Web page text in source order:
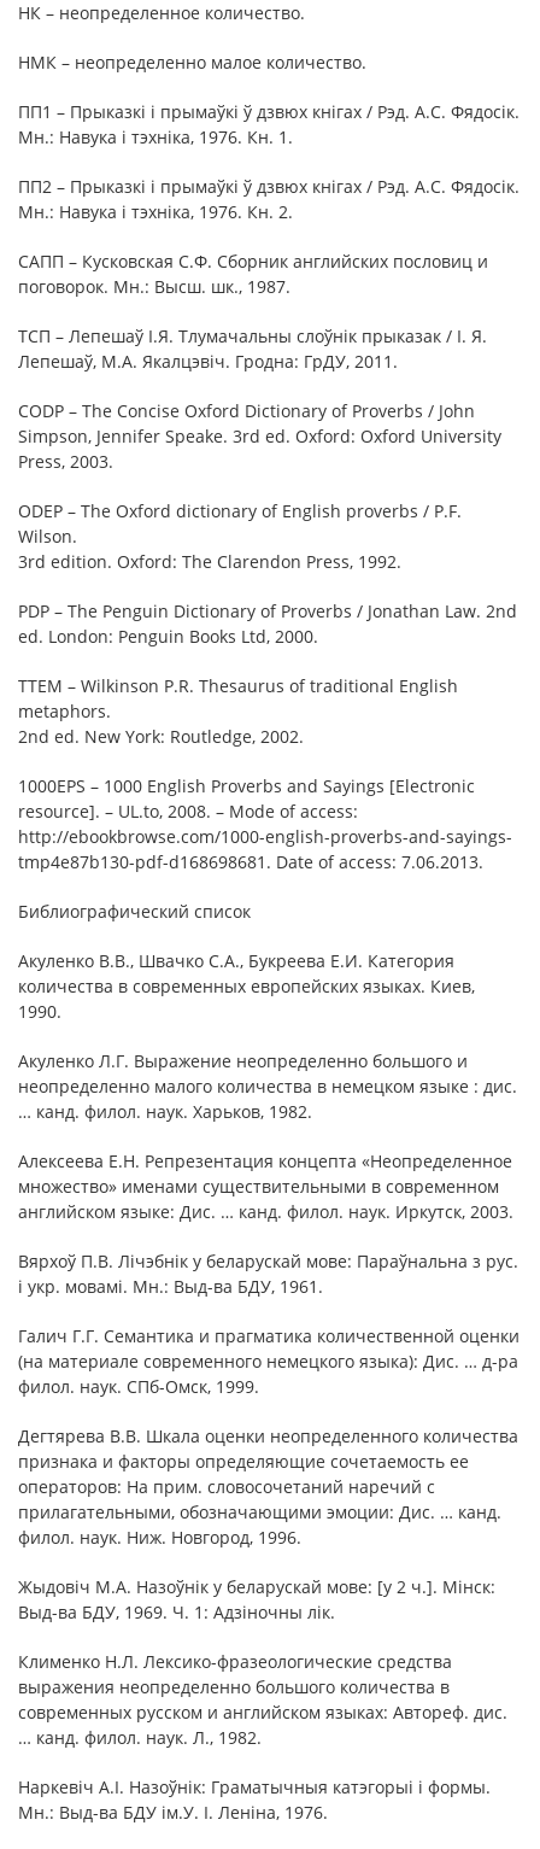
НК – неопределенное количество.
НМК – неопределенно малое количество.
ПП1 – Прыказкі і прымаўкі ў дзвюх кнігах / Рэд. А.С. Фядосік.
Мн.: Навука і тэхніка, 1976. Кн. 1.
ПП2 – Прыказкі і прымаўкі ў дзвюх кнігах / Рэд. А.С. Фядосік.
Мн.: Навука і тэхніка, 1976. Кн. 2.
САПП – Кусковская С.Ф. Сборник английских пословиц и
поговорок. Мн.: Высш. шк., 1987.
ТСП – Лепешаў І.Я. Тлумачальны слоўнік прыказак / І. Я.
Лепешаў, М.А. Якалцэвіч. Гродна: ГрДУ, 2011.
CODP – The Concise Oxford Dictionary of Proverbs / John
Simpson, Jennifer Speake. 3rd ed. Oxford: Oxford University
Press, 2003.
ODEP – The Oxford dictionary of English proverbs / P.F.
Wilson.
3rd edition. Oxford: The Clarendon Press, 1992.
PDP – The Penguin Dictionary of Proverbs / Jonathan Law. 2nd
ed. London: Penguin Books Ltd, 2000.
TTEM – Wilkinson P.R. Thesaurus of traditional English
metaphors.
2nd ed. New York: Routledge, 2002.
1000EPS – 1000 English Proverbs and Sayings [Electronic
resource]. – UL.to, 2008. – Mode of access:
http://ebookbrowse.com/1000-english-proverbs-and-sayings-
tmp4e87b130-pdf-d168698681. Date of access: 7.06.2013.
Библиографический список
Акуленко В.В., Швачко С.А., Букреева Е.И. Категория
количества в современных европейских языках. Киев,
1990.
Акуленко Л.Г. Выражение неопределенно большого и
неопределенно малого количества в немецком языке : дис.
… канд. филол. наук. Харьков, 1982.
Алексеева Е.Н. Репрезентация концепта «Неопределенное
множество» именами существительными в современном
английском языке: Дис. … канд. филол. наук. Иркутск, 2003.
Вярхоў П.В. Лічэбнік у беларускай мове: Параўнальна з рус.
і укр. мовамі. Мн.: Выд-ва БДУ, 1961.
Галич Г.Г. Семантика и прагматика количественной оценки
(на материале современного немецкого языка): Дис. … д-ра
филол. наук. СПб-Омск, 1999.
Дегтярева В.В. Шкала оценки неопределенного количества
признака и факторы определяющие сочетаемость ее
операторов: На прим. словосочетаний наречий с
прилагательными, обозначающими эмоции: Дис. … канд.
филол. наук. Ниж. Новгород, 1996.
Жыдовіч М.А. Назоўнік у беларускай мове: [у 2 ч.]. Мінск:
Выд-ва БДУ, 1969. Ч. 1: Адзіночны лік.
Клименко Н.Л. Лексико-фразеологические средства
выражения неопределенно большого количества в
современных русском и английском языках: Автореф. дис.
… канд. филол. наук. Л., 1982.
Наркевіч А.І. Назоўнік: Граматычныя катэгорыі і формы.
Мн.: Выд-ва БДУ ім.У. І. Леніна, 1976.